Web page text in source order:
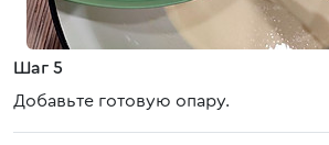
Шаг 5
Добавьте готовую опару.